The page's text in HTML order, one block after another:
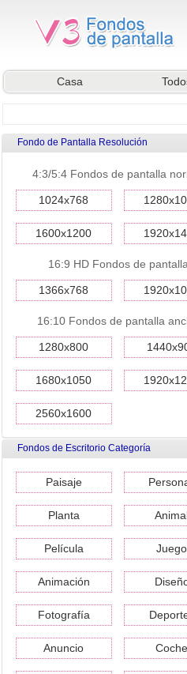
Casa
Fondo de Pantalla Resolución
4:3/5:4 Fondos de pantalla
1024x768
1600x1200
16:9 HD Fondos de pantalla
1366x768
16:10 Fondos de pantalla
1280x800
1680x1050
2560x1600
Fondos de Escritorio Categoría
Paisaje
Planta
Película Juego
Animación
Fotografía
Anuncio Coche